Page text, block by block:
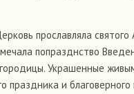
прославляла
попразднство
Украшенные
праздника и благоверного